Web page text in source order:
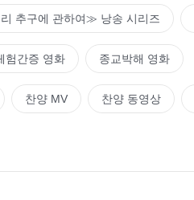
추구에 관하여≫ 낭송 시리즈
험간증 영화 종교박해 영화
찬양 MV 찬양 동영상